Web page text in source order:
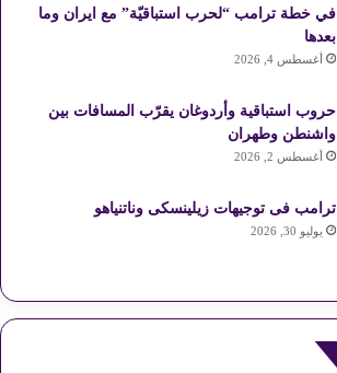
ت
ق
R
في خطة ترامب “لحرب استباقيّة” مع ايران وما
بعدها
أغسطس 4, 2026
حروب استباقية وأردوغان يقرّب المسافات بين
واشنطن وطهران
أغسطس 2, 2026
ترامب فى توجيهات زيلينسكى وناتنياهو
يوليو 30, 2026